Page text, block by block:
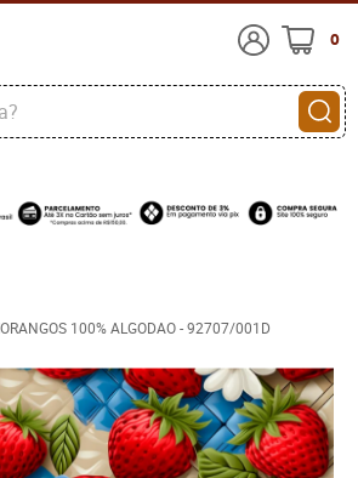
0
100% ALGODAO - 92707/001D